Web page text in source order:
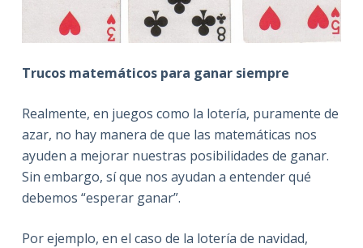
Trucos matemáticos para ganar siempre
Realmente, en juegos como la lotería, puramente de
azar, no hay manera de que las matemáticas nos
ayuden a mejorar nuestras posibilidades de ganar.
Sin embargo, sí que nos ayudan a entender qué
debemos “esperar ganar”.
Por ejemplo, en el caso de la lotería de navidad,